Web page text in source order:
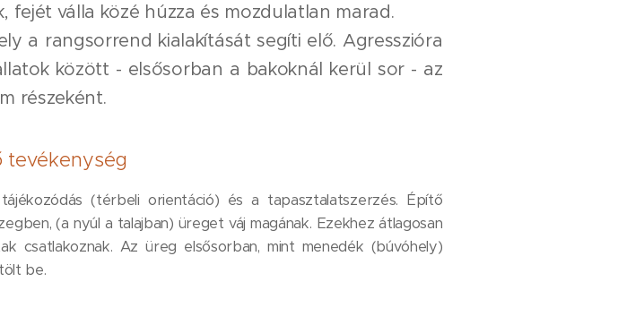
fejét válla közé húzza és mozdulatlan marad.
a rangsorrend kialakítását segíti elő. Agresszióra
között - elsősorban a bakoknál kerül sor - az
részeként.
tevékenység
(térbeli orientáció) és a tapasztalatszerzés. Építő
(a nyúl a talajban) üreget váj magának. Ezekhez átlagosan
csatlakoznak. Az üreg elsősorban, mint menedék (búvóhely)
be.